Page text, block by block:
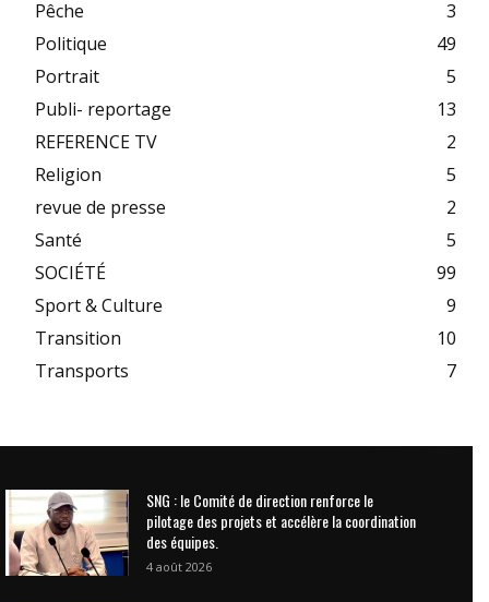
Pêche
3
Politique
49
Portrait
5
Publi- reportage
13
REFERENCE TV
2
Religion
5
revue de presse
2
Santé
5
SOCIÉTÉ
99
Sport & Culture
9
Transition
10
Transports
7
SNG : le Comité de direction renforce le
pilotage des projets et accélère la coordination
des équipes.
4 août 2026